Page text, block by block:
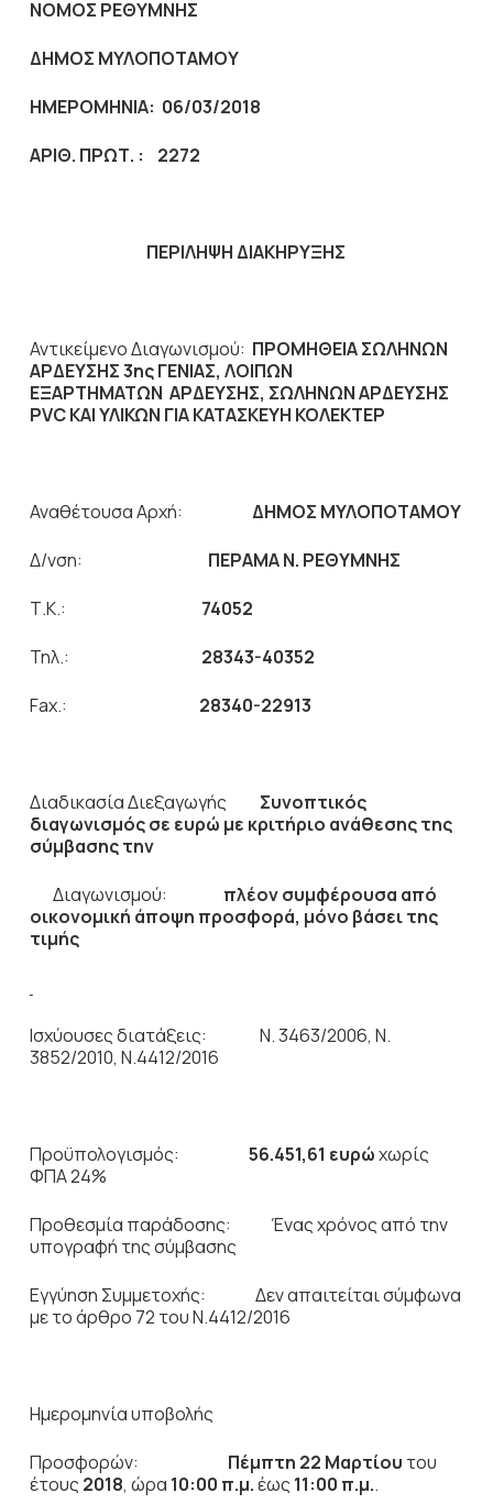
ΝΟΜΟΣ ΡΕΘΥΜΝΗΣ
ΔΗΜΟΣ ΜΥΛΟΠΟΤΑΜΟΥ
ΗΜΕΡΟΜΗΝΙΑ: 06/03/2018
AΡΙΘ. ΠΡΩΤ. :
2272
ΠΕΡΙΛΗΨΗ ΔΙΑΚΗΡΥΞΗΣ
Αντικείμενο Διαγωνισμού: ΠΡΟΜΗΘΕΙΑ ΣΩΛΗΝΩΝ
ΑΡΔΕΥΣΗΣ 3ης ΓΕΝΙΑΣ, ΛΟΙΠΩΝ
ΕΞΑΡΤΗΜΑΤΩΝ ΑΡΔΕΥΣΗΣ, ΣΩΛΗΝΩΝ ΑΡΔΕΥΣΗΣ
PVC ΚΑΙ ΥΛΙΚΩΝ ΓΙΑ ΚΑΤΑΣΚΕΥΗ ΚΟΛΕΚΤΕΡ
Αναθέτουσα Αρχή: ΔΗΜΟΣ ΜΥΛΟΠΟΤΑΜΟΥ
Δ/νση: ΠΕΡΑΜΑ Ν. ΡΕΘΥΜΝΗΣ
Τ.Κ.: 74052
Τηλ.: 28343-40352
Fax.: 28340-22913
Διαδικασία Διεξαγωγής Συνοπτικός
διαγωνισμός σε ευρώ με κριτήριο ανάθεσης της
σύμβασης την
Διαγωνισμού:
πλέον συμφέρουσα από
οικονομική άποψη προσφορά, μόνο βάσει της
τιμής
Ισχύουσες διατάξεις: Ν. 3463/2006, Ν.
3852/2010, Ν.4412/2016
Προϋπολογισμός: 56.451,61 ευρώχωρίς
ΦΠΑ 24%
Προθεσμία παράδοσης: Ένας χρόνος από την
υπογραφή της σύμβασης
Εγγύηση Συμμετοχής: Δεν απαιτείται σύμφωνα
με το άρθρο 72 του Ν.4412/2016
Ημερομηνία υποβολής
Προσφορών: Πέμπτη 22 Μαρτίου του
έτους 2018, ώρα 10:00 π.μ.έως 11:00 π.μ..